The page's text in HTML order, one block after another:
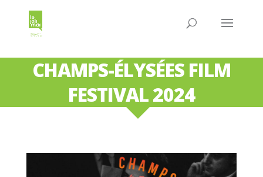
CHAMPS-ÉLYSÉES FILM
FESTIVAL 2024